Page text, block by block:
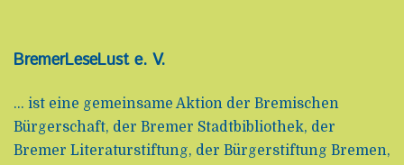
BremerLeseLust e. V.
... ist eine gemeinsame Aktion der Bremischen
Bürgerschaft, der Bremer Stadtbibliothek, der
Bremer Literaturstiftung, der Bürgerstiftung Bremen,